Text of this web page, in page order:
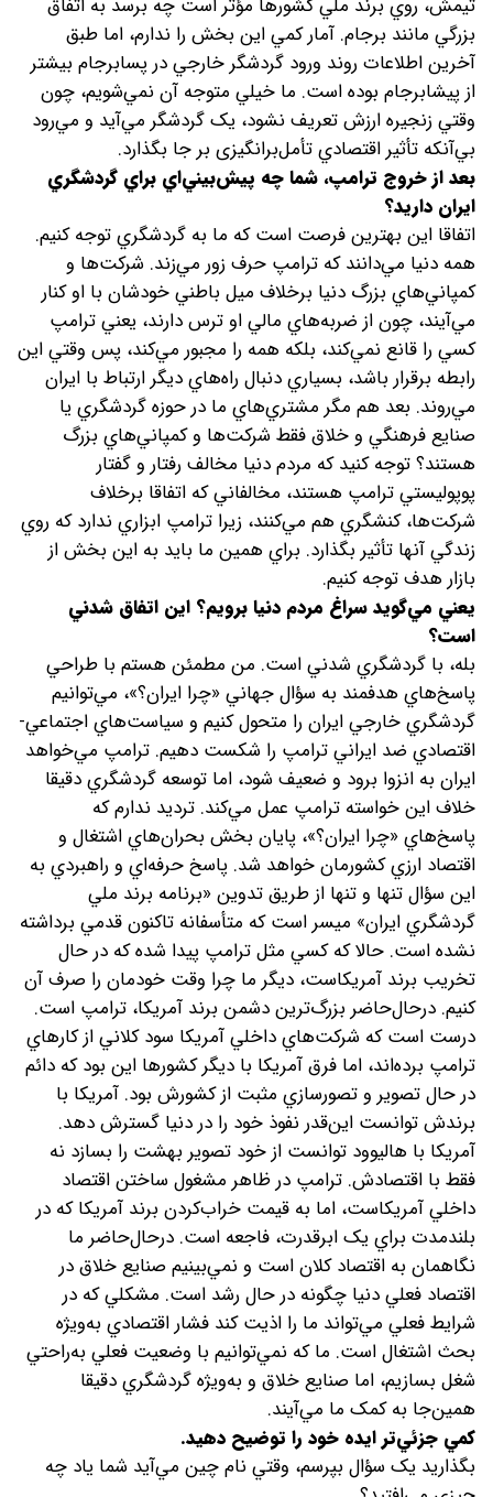
تيمش، روي برند ملي کشورها مؤثر است چه برسد به اتفاق
بزرگي مانند برجام. آمار کمي اين بخش را ندارم، اما طبق
آخرين اطلاعات روند ورود گردشگر خارجي در پسابرجام بيشتر
از پيشابرجام بوده است. ما خيلي متوجه آن نمي‌شويم، چون
وقتي زنجيره ارزش تعريف نشود، يک گردشگر مي‌آيد و مي‌رود
بي‌آنکه تأثير اقتصادي تأمل‌برانگیزی بر جا بگذارد.
بعد از خروج ترامپ، شما چه پيش‌بيني‌اي براي گردشگري
ايران داريد؟
اتفاقا اين بهترين فرصت است که ما به گردشگري توجه کنيم.
همه دنيا مي‌دانند که ترامپ حرف زور مي‌زند. شرکت‌ها و
کمپاني‌هاي بزرگ دنيا برخلاف ميل باطني خودشان با او کنار
مي‌آيند، چون از ضربه‌هاي مالي او ترس دارند، يعني ترامپ
کسي را قانع نمي‌کند، بلکه همه را مجبور مي‌کند، پس وقتي اين
رابطه برقرار باشد، بسياري دنبال راه‌هاي ديگر ارتباط با ايران
مي‌روند. بعد هم مگر مشتري‌هاي ما در حوزه گردشگري يا
صنايع فرهنگي و خلاق فقط شرکت‌ها و کمپاني‌هاي بزرگ
هستند؟ توجه کنيد که مردم دنيا مخالف رفتار و گفتار
پوپوليستي ترامپ هستند، مخالفاني که اتفاقا برخلاف
شرکت‌ها، کنشگري هم مي‌کنند، زیرا ترامپ ابزاري ندارد که روي
زندگي آنها تأثير بگذارد. براي همين ما بايد به اين بخش از
بازار هدف توجه کنيم.
يعني مي‌گويد سراغ مردم دنيا برويم؟ اين اتفاق شدني
است؟
بله، با گردشگري شدني است. من مطمئن هستم با طراحي
پاسخ‌هاي هدفمند به سؤال جهاني «چرا ايران؟»، مي‌توانيم
گردشگري خارجي ايران را متحول کنيم و سياست‌هاي اجتماعي-
اقتصادي ضد ايراني ترامپ را شکست دهيم. ترامپ مي‌خواهد
ايران به انزوا برود و ضعيف شود، اما توسعه گردشگري دقيقا
خلاف اين خواسته ترامپ عمل مي‌کند. ترديد ندارم که
پاسخ‌هاي «چرا ايران؟»، پايان بخش بحران‌هاي اشتغال و
اقتصاد ارزي کشورمان خواهد شد. پاسخ حرفه‌اي و راهبردي به
اين سؤال تنها و تنها از طريق تدوين «برنامه برند ملي
گردشگري ايران» ميسر است که متأسفانه تاکنون قدمي برداشته
نشده است. حالا که کسي مثل ترامپ پيدا شده که در حال
تخريب برند آمريکاست، ديگر ما چرا وقت خودمان را صرف آن
کنيم. درحال‌حاضر بزرگ‌ترين دشمن برند آمريکا، ترامپ است.
درست است که شرکت‌هاي داخلي آمريکا سود کلاني از کارهاي
ترامپ برده‌‌اند، اما فرق آمريکا با ديگر کشورها اين بود که دائم
در حال تصوير و تصورسازي مثبت از کشورش بود. آمريکا با
برندش توانست اين‌قدر نفوذ خود را در دنيا گسترش دهد.
آمريکا با هاليوود توانست از خود تصوير بهشت را بسازد نه
فقط با اقتصادش. ترامپ در ظاهر مشغول ساختن اقتصاد
داخلي آمريکاست، اما به قيمت خراب‌کردن برند آمريکا که در
بلندمدت براي يک ابرقدرت، فاجعه است. درحال‌حاضر ما
نگاهمان به اقتصاد کلان است و نمي‌بينيم صنايع خلاق در
اقتصاد فعلي دنيا چگونه در حال رشد است. مشکلي که در
شرايط فعلي مي‌تواند ما را اذيت کند فشار اقتصادي به‌ويژه
بحث اشتغال است. ما که نمي‌توانيم با وضعيت فعلي به‌راحتي
شغل بسازيم، اما صنايع خلاق و به‌ويژه گردشگري دقيقا
همين‌جا به کمک ما مي‌آيند.
کمي جزئي‌تر ايده خود را توضيح دهيد.
بگذاريد يک سؤال بپرسم، وقتي نام چين مي‌آيد شما ياد چه